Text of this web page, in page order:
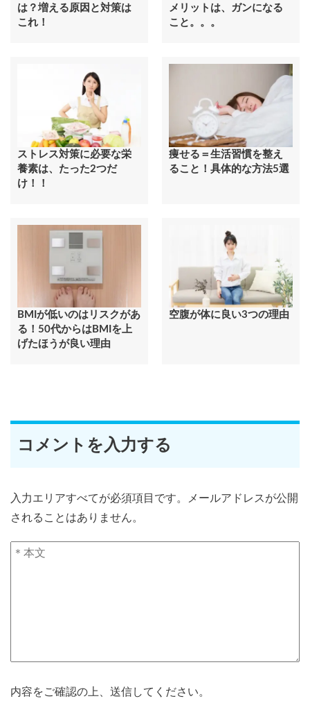
は？増える原因と対策は
これ！
メリットは、ガンになる
こと。。。
ストレス対策に必要な栄
養素は、たった2つだ
け！！
痩せる＝生活習慣を整え
ること！具体的な方法5選
BMIが低いのはリスクがあ
る！50代からはBMIを上
げたほうが良い理由
空腹が体に良い3つの理由
コメントを入力する
入力エリアすべてが必須項目です。メールアドレスが公開
されることはありません。
内容をご確認の上、送信してください。